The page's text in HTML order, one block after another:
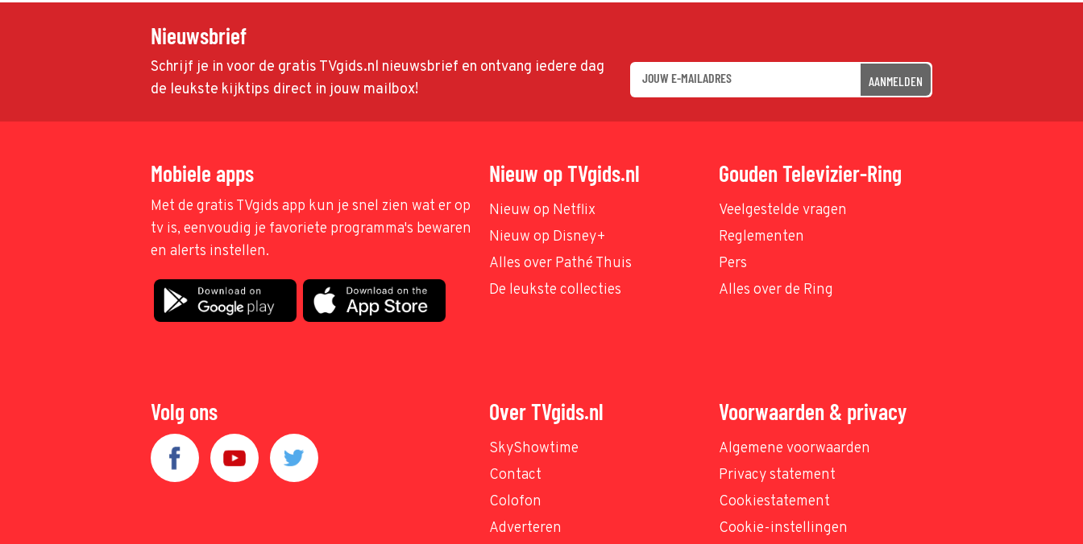
Nieuwsbrief
Schrijf je in voor de gratis TVgids.nl nieuwsbrief en ontvang iedere dag
de leukste kijktips direct in jouw mailbox!
AANMELDEN
Mobiele apps
Met de gratis TVgids app kun je snel zien wat er op
tv is, eenvoudig je favoriete programma's bewaren
en alerts instellen.
Nieuw op TVgids.nl
Nieuw op Netflix
Nieuw op Disney+
Alles over Pathé Thuis
De leukste collecties
Gouden Televizier-Ring
Veelgestelde vragen
Reglementen
Pers
Alles over de Ring
Volg ons Over TVgids.nl
SkyShowtime
Contact
Colofon
Adverteren
Voorwaarden & privacy
Algemene voorwaarden
Privacy statement
Cookiestatement
Cookie-instellingen